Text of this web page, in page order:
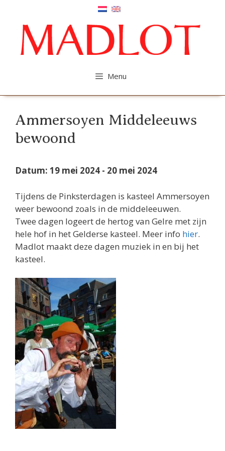
inhoud
Menu
Ammersoyen Middeleeuws
bewoond
Datum: 19 mei 2024 - 20 mei 2024
Tijdens de Pinksterdagen is kasteel Ammersoyen
weer bewoond zoals in de middeleeuwen.
Twee dagen logeert de hertog van Gelre met zijn
hele hof in het Gelderse kasteel. Meer info hier.
Madlot maakt deze dagen muziek in en bij het
kasteel.